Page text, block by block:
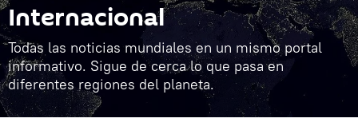
Internacional
Todas las noticias mundiales en un mismo portal
informativo. Sigue de cerca lo que pasa en
diferentes regiones del planeta.